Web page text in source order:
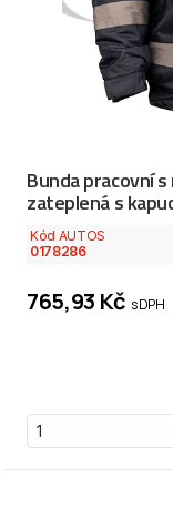
Bunda pracovní
zateplená s
Kód AUTOS
0178286
765,93 Kč s DPH